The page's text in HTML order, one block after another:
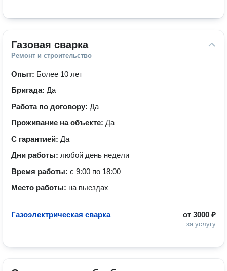
Газовая сварка
Ремонт и строительство
Опыт: Более 10 лет
Бригада: Да
Работа по договору: Да
Проживание на объекте: Да
С гарантией: Да
Дни работы: любой день недели
Время работы: с 9:00 по 18:00
Место работы: на выездах
от 3000 ₽
за услугу
Газоэлектрическая сварка